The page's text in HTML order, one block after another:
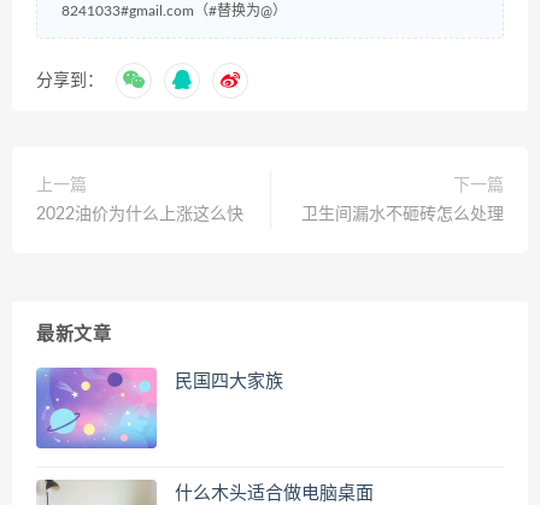
8241033#gmail.com（#替换为@）
分享到：
上一篇
2022油价为什么上涨这么快
下一篇
卫生间漏水不砸砖怎么处理
最新文章
民国四大家族
什么木头适合做电脑桌面